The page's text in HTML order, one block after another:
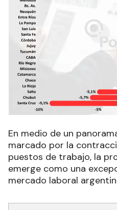
En medio de un
marcado por la
puestos de trabajo, la
emerge como una
mercado laboral